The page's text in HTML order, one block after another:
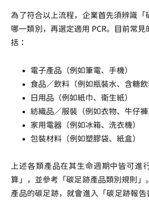
為了符合以上流程，企業首先須辨識「
哪一類別，再選定適用 PCR。目前常見
括：
電子產品（例如筆電、手機）
食品／飲料（例如瓶裝水、含糖飲
日用品（例如紙巾、衛生紙）
紡織品／服裝（例如衣物、牛仔褲
家用電器（例如冰箱、洗衣機）
包裝材料（例如塑膠袋、紙盒）
上述各類產品在其生命週期中皆可進
算」，並參考「碳足跡產品類別規則」
產品的碳足跡，就會進入「碳足跡報